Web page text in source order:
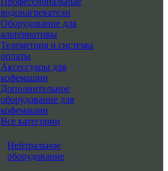
водонагреватели
Оборудование для
альтернативы
Телеметрия и системы
оплаты
Аксессуары для
кофемашин
Дополнительное
оборудование для
кофемашин
Все категории
Нейтральное
оборудование